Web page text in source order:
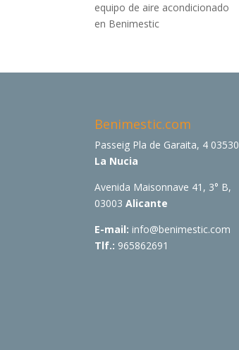
equipo de aire acondicionado
en Benimestic
Benimestic.com
Passeig Pla de Garaita, 4 03530
La Nucia
Avenida Maisonnave 41, 3° B,
03003Alicante
E-mail: info@benimestic.com
Tlf.: 965862691